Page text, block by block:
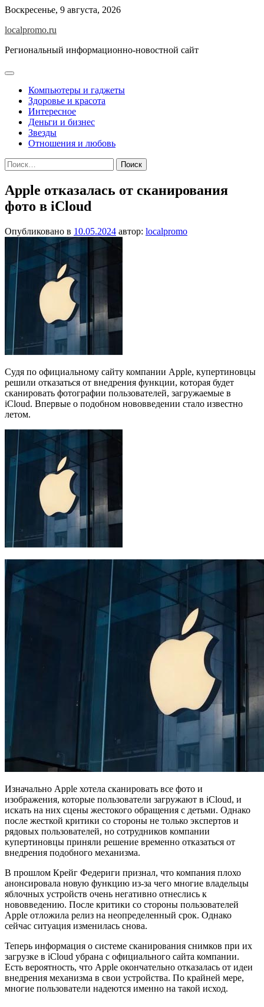
Перейти
содержимому
Воскресенье, 9 августа, 2026
localpromo.ru
Региональный информационно-новостной сайт
Компьютеры и гаджеты
Здоровье и красота
Интересное
Деньги и бизнес
Звезды
Отношения и любовь
Найти:
Apple отказалась от сканирования
фото в iCloud
Опубликовано в 10.05.2024 автор: localpromo
Судя по официальному сайту компании Apple, купертиновцы
решили отказаться от внедрения функции, которая будет
сканировать фотографии пользователей, загружаемые в
iCloud. Впервые о подобном нововведении стало известно
летом.
Изначально Apple хотела сканировать все фото и
изображения, которые пользователи загружают в iCloud, и
искать на них сцены жестокого обращения с детьми. Однако
после жесткой критики со стороны не только экспертов и
рядовых пользователей, но сотрудников компании
купертиновцы приняли решение временно отказаться от
внедрения подобного механизма.
В прошлом Крейг Федериги признал, что компания плохо
анонсировала новую функцию из-за чего многие владельцы
яблочных устройств очень негативно отнеслись к
нововведению. После критики со стороны пользователей
Apple отложила релиз на неопределенный срок. Однако
сейчас ситуация изменилась снова.
Теперь информация о системе сканирования снимков при их
загрузке в iCloud убрана с официального сайта компании.
Есть вероятность, что Apple окончательно отказалась от идеи
внедрения механизма в свои устройства. По крайней мере,
многие пользователи надеются именно на такой исход.